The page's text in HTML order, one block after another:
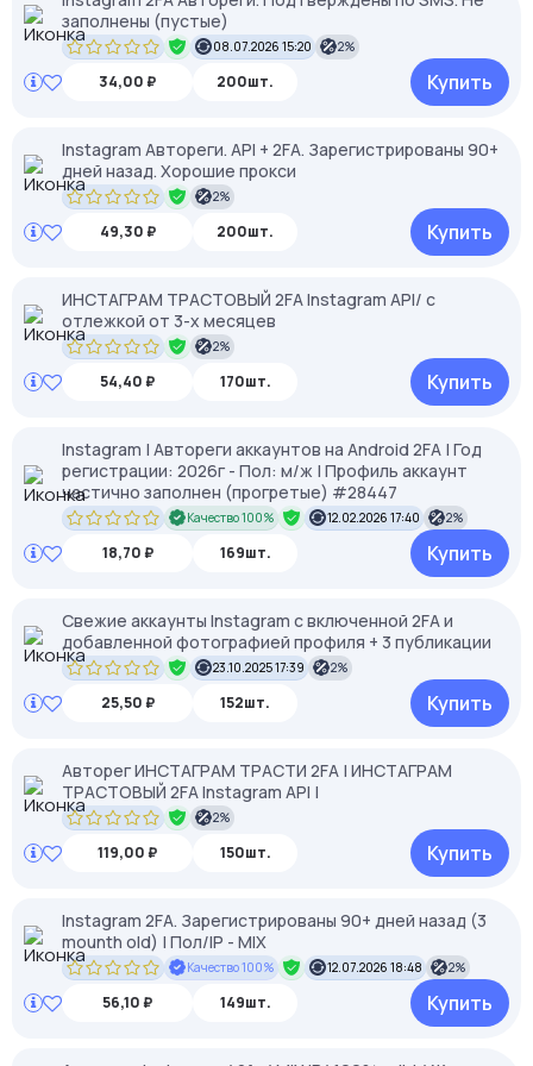
заполнены (пустые)
08.07.2026 15:20 2%
34,00 ₽ 200шт. Купить
Instagram Автореги. API + 2FA. Зарегистрированы 90+
дней назад. Хорошие прокси
2%
49,30 ₽ 200шт. Купить
ИНСТАГРАМ ТРАСТОВЫЙ 2FA Instagram API/ с
отлежкой от 3-х месяцев
2%
54,40 ₽ 170шт. Купить
Instagram | Автореги аккаунтов на Android 2FA | Год
регистрации: 2026г - Пол: м/ж | Профиль аккаунт
частично заполнен (прогретые) #28447
Качество 100% 12.02.2026 17:40 2%
18,70 ₽ 169шт. Купить
Свежие аккаунты Instagram с включенной 2FA и
добавленной фотографией профиля + 3 публикации
23.10.2025 17:39 2%
25,50 ₽ 152шт. Купить
Авторег ИНСТАГРАМ ТРАСТИ 2FA | ИНСТАГРАМ
ТРАСТОВЫЙ 2FA Instagram API |
2%
119,00 ₽ 150шт. Купить
Instagram 2FA. Зарегистрированы 90+ дней назад (3
mounth old) | Пол/IP - MIX
Качество 100% 12.07.2026 18:48 2%
56,10 ₽ 149шт. Купить